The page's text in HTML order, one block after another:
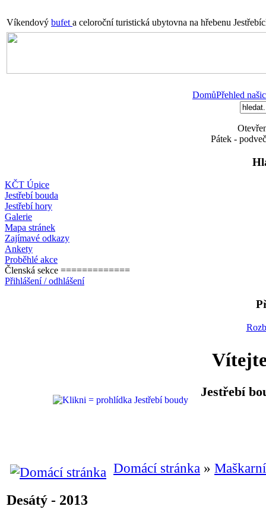
Víkendový bufet a celoroční turistická ubytovna na hřebenu
DomůPřehled
Pátek -
KČT Úpice
Jestřebí bouda
Jestřebí hory
Galerie
Mapa stránek
Zajímavé odkazy
Ankety
Proběhlé akce
Členská sekce =============
Přihlášení / odhlášení
Jestřebí
Domácí stránka »
Desátý - 2013